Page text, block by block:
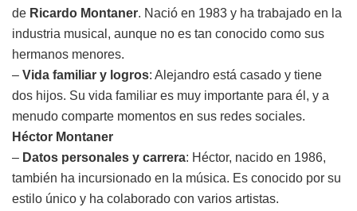
de Ricardo Montaner. Nació en 1983 y ha trabajado en la
industria musical, aunque no es tan conocido como sus
hermanos menores.
– Vida familiar y logros: Alejandro está casado y tiene
dos hijos. Su vida familiar es muy importante para él, y a
menudo comparte momentos en sus redes sociales.
Héctor Montaner
– Datos personales y carrera: Héctor, nacido en 1986,
también ha incursionado en la música. Es conocido por su
estilo único y ha colaborado con varios artistas.